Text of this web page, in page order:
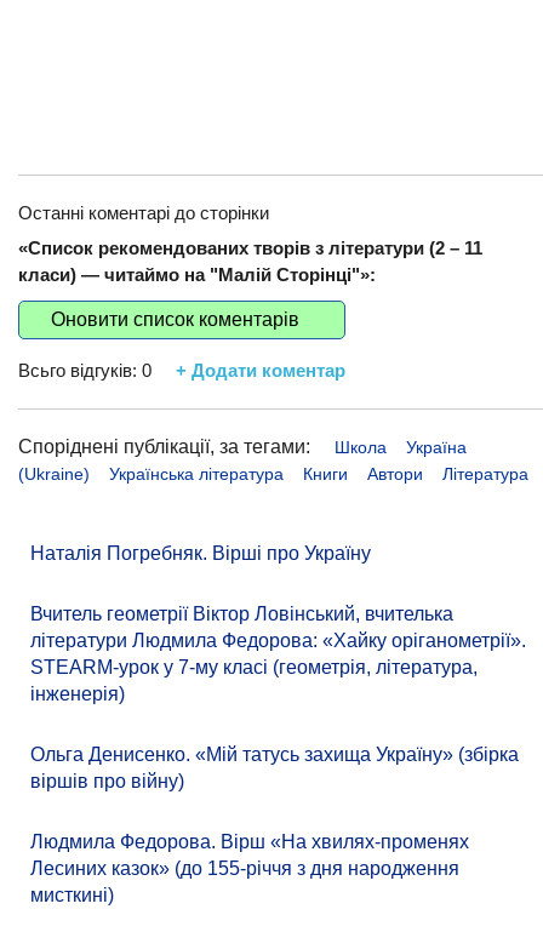
Останні коментарі до сторінки
«Список рекомендованих творів з літератури (2 – 11
класи) — читаймо на "Малій Сторінці"»:
Оновити список коментарів
Всьго відгуків: 0 + Додати коментар
Споріднені публікації, за тегами: Школа
Україна
(Ukraine)
Українська література Книги Автори Література
Наталія Погребняк. Вірші про Україну
Вчитель геометрії Віктор Ловінський, вчителька
літератури Людмила Федорова: «Хайку оріганометрії».
STEARM-урок у 7-му класі (геометрія, література,
інженерія)
Ольга Денисенко. «Мій татусь захища Україну» (збірка
віршів про війну)
Людмила Федорова. Вірш «На хвилях-променях
Лесиних казок» (до 155-річчя з дня народження
мисткині)